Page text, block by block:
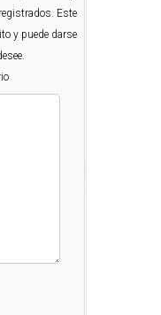
Este
y puede darse